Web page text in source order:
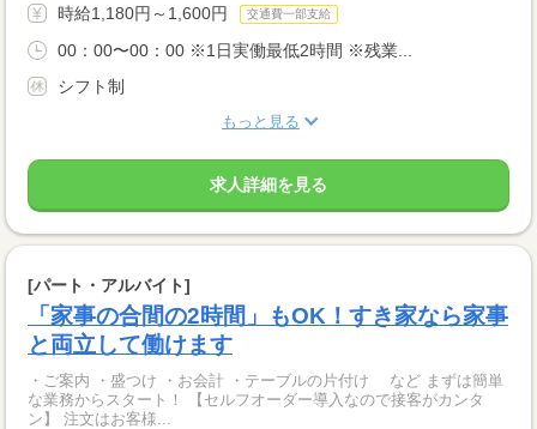
時給1,180円～1,600円 交通費一部支給
00：00〜00：00 ※1日実働最低2時間 ※残業...
シフト制
もっと見る
求人詳細を見る
[パート・アルバイト]
「家事の合間の2時間」もOK！すき家なら家事
と両立して働けます
・ご案内 ・盛つけ ・お会計 ・テーブルの片付け など まずは簡単
な業務からスタート！ 【セルフオーダー導入なので接客がカンタ
ン】 注文はお客様...